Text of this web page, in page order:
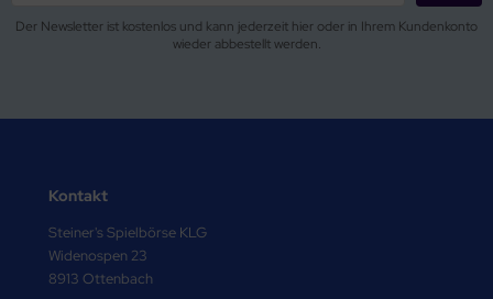
Der Newsletter ist kostenlos und kann jederzeit hier oder in Ihrem Kundenkonto
wieder abbestellt werden.
Kontakt
Steiner's Spielbörse KLG
Widenospen 23
8913 Ottenbach